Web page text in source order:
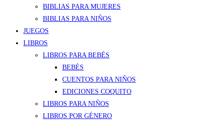
BIBLIAS PARA MUJERES
BIBLIAS PARA NIÑOS
JUEGOS
LIBROS
LIBROS PARA BEBÉS
BEBÉS
CUENTOS PARA NIÑOS
EDICIONES COQUITO
LIBROS PARA NIÑOS
LIBROS POR GÉNERO